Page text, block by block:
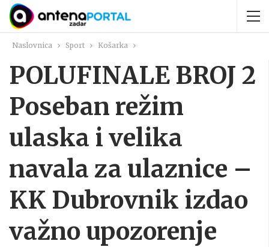
Naslovnica Sport Košarka
POLUFINALE BROJ 2
Poseban režim
ulaska i velika
navala za ulaznice –
KK Dubrovnik izdao
važno upozorenje